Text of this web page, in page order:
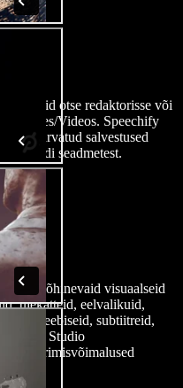
otse redaktorisse või
Images/Videos. Speechify
arvatud salvestused
ja iPadi seadmetest.
põhinevaid visuaalseid
ülekatteid, eelvalikuid,
kleebiseid, subtiitreid,
Studio